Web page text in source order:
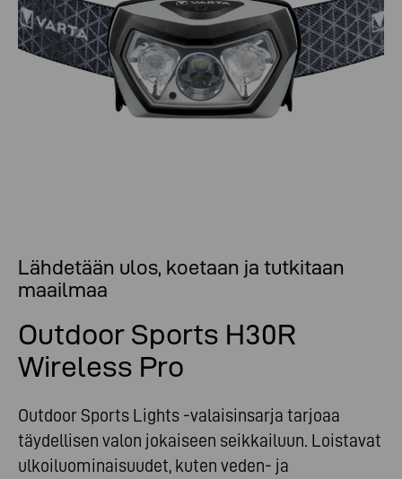
Lähdetään ulos, koetaan ja tutkitaan
maailmaa
Outdoor Sports H30R
Wireless Pro
Outdoor Sports Lights -valaisinsarja tarjoaa
täydellisen valon jokaiseen seikkailuun. Loistavat
ulkoiluominaisuudet, kuten veden- ja